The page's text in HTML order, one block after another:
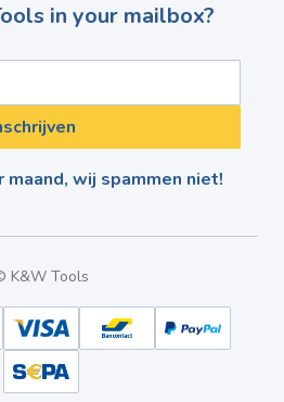
in your mailbox?
maand, wij spammen niet!
K&W Tools